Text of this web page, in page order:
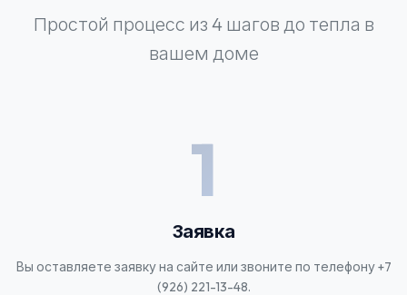
Простой процесс из 4 шагов до тепла в
вашем доме
1
Заявка
Вы оставляете заявку на сайте или звоните по телефону +7
(926) 221-13-48.